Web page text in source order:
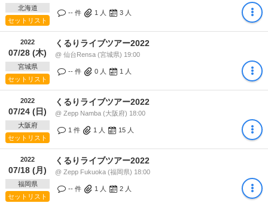
北海道
セットリスト
-- 件 1 人 3 人
2022
07/28 (木)
宮城県
セットリスト
くるりライブツアー2022
@ 仙台Rensa (宮城県) 19:00
-- 件 0 人 1 人
2022
07/24 (日)
大阪府
セットリスト
くるりライブツアー2022
@ Zepp Namba (大阪府) 18:00
1 件 1 人 15 人
2022
07/18 (月)
福岡県
セットリスト
くるりライブツアー2022
@ Zepp Fukuoka (福岡県) 18:00
-- 件 1 人 2 人